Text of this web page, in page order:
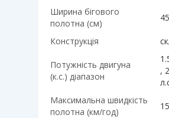
Ширина бігового
полотна (см)
Конструкція
Потужність двигуна
(к.с.) діапазон
,
Максимальна швидкість
полотна (км/год)